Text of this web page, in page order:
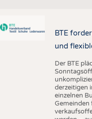
BTE
und
Der BTE
derzeitigen
einzelnen
Gemeinden